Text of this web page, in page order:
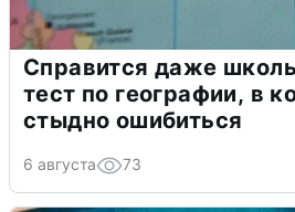
Справится даже
тест по географии, в
стыдно ошибиться
6 августа 73